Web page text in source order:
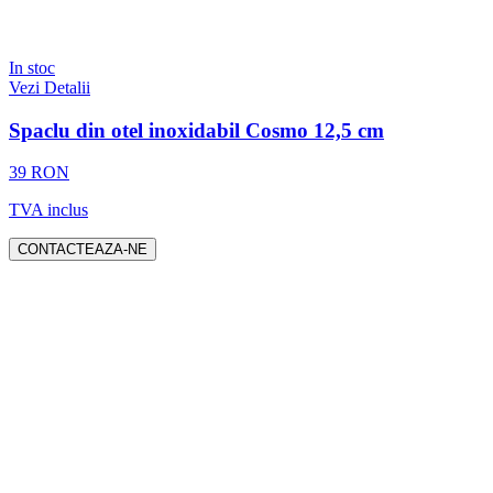
In stoc
Vezi Detalii
Spaclu din otel inoxidabil Cosmo 12,5 cm
39 RON
TVA inclus
CONTACTEAZA-NE